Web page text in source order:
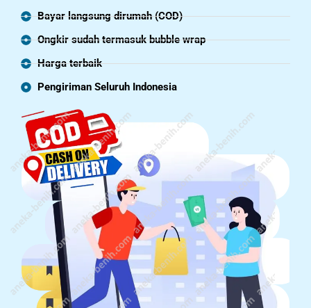
Bayar langsung dirumah (COD)
Ongkir sudah termasuk bubble wrap
Harga terbaik
Pengiriman Seluruh Indonesia